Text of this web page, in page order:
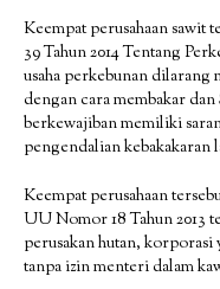
Keempat perusahaan sawit
39 Tahun 2014 Tentang
usaha perkebunan dilarang
dengan cara membakar
berkewajiban memiliki
pengendalian kebakakaran
Keempat perusahaan
UU Nomor 18 Tahun 2013
perusakan hutan,
tanpa izin menteri dalam